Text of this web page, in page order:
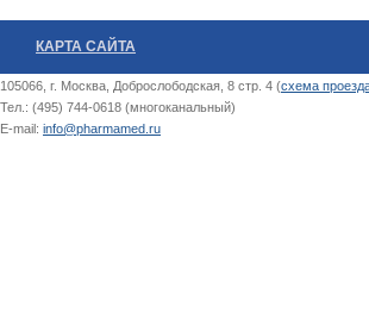
КАРТА САЙТА
105066, г. Москва, Доброслободская, 8 стр. 4 (схема
Тел.: (495) 744-0618 (многоканальный)
E-mail: info@pharmamed.ru